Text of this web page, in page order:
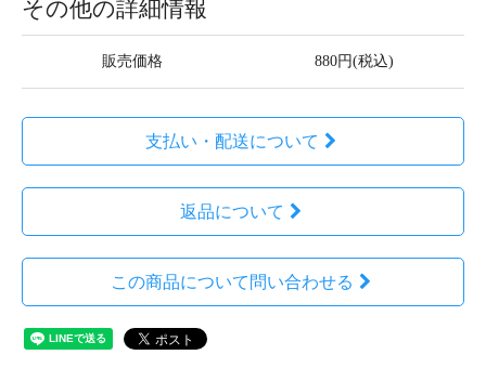
その他の詳細情報
販売価格 880円(税込)
支払い・配送について
返品について
この商品について問い合わせる